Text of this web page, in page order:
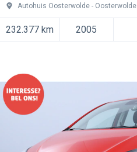
Autohuis Oosterwolde
Oosterwolde
232.377 km 2005